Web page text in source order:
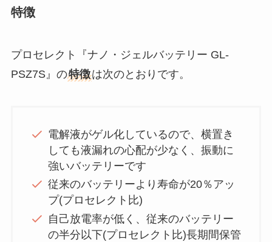
特徴
プロセレクト『ナノ・ジェルバッテリー GL-
PSZ7S』の特徴は次のとおりです。
電解液がゲル化しているので、横置き
しても液漏れの心配が少なく、振動に
強いバッテリーです
従来のバッテリーより寿命が20％アッ
プ(プロセレクト比)
自己放電率が低く、従来のバッテリー
の半分以下(プロセレクト比)長期間保管